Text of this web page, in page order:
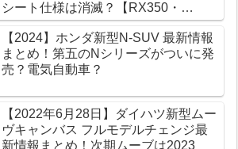
シート仕様は消滅？【RX350・
RX450h】
【2024】ホンダ新型N-SUV 最新情報
まとめ！第五のNシリーズがついに発
売？電気自動車？
【2022年6月28日】ダイハツ新型ムー
ヴキャンバス フルモデルチェンジ最
新情報まとめ！次期ムーブは2023